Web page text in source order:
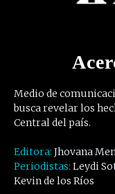
Medio de
busca revelar los
Central del país.
Editora: Jhovana
Periodistas: Leydi
Kevin de los Ríos